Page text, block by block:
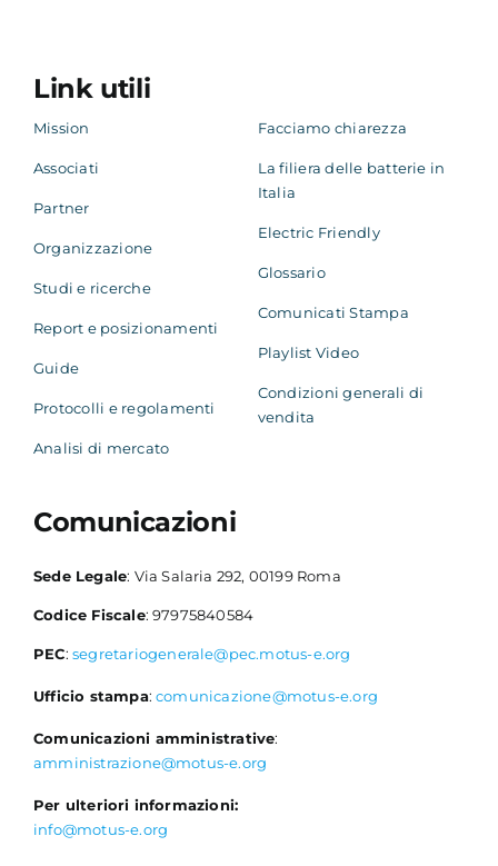
Link utili
Mission
Associati
Partner
Organizzazione
Studi e ricerche
Report e posizionamenti
Guide
Protocolli e regolamenti
Analisi di mercato
Facciamo chiarezza
La filiera delle batterie in
Italia
Electric Friendly
Glossario
Comunicati Stampa
Playlist Video
Condizioni generali di
vendita
Comunicazioni
Sede Legale: Via Salaria 292, 00199 Roma
Codice Fiscale: 97975840584
PEC: segretariogenerale@pec.motus-e.org
Ufficio stampa:comunicazione@motus-e.org
Comunicazioni amministrative:
amministrazione@motus-e.org
Per ulteriori informazioni:
info@motus-e.org